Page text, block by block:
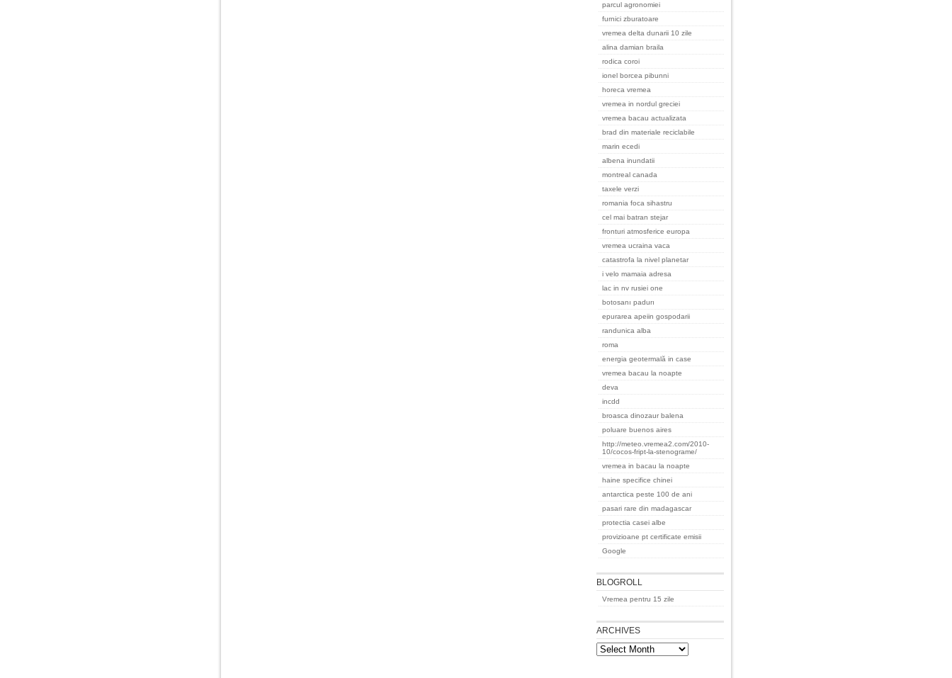
parcul agronomiei
furnici zburatoare
vremea delta dunarii 10 zile
alina damian braila
rodica coroi
ionel borcea pibunni
horeca vremea
vremea in nordul greciei
vremea bacau actualizata
brad din materiale reciclabile
marin ecedi
albena inundatii
montreal canada
taxele verzi
romania foca sihastru
cel mai batran stejar
fronturi atmosferice europa
vremea ucraina vaca
catastrofa la nivel planetar
i velo mamaia adresa
lac in nv rusiei one
botosanı padurı
epurarea apeiin gospodarii
randunica alba
roma
energia geotermală in case
vremea bacau la noapte
deva
incdd
broasca dinozaur balena
poluare buenos aires
http://meteo.vremea2.com/2010-
10/cocos-fript-la-stenograme/
vremea in bacau la noapte
haine specifice chinei
antarctica peste 100 de ani
pasari rare din madagascar
protectia casei albe
provizioane pt certificate emisii
Google
BLOGROLL
Vremea pentru 15 zile
ARCHIVES
Archives